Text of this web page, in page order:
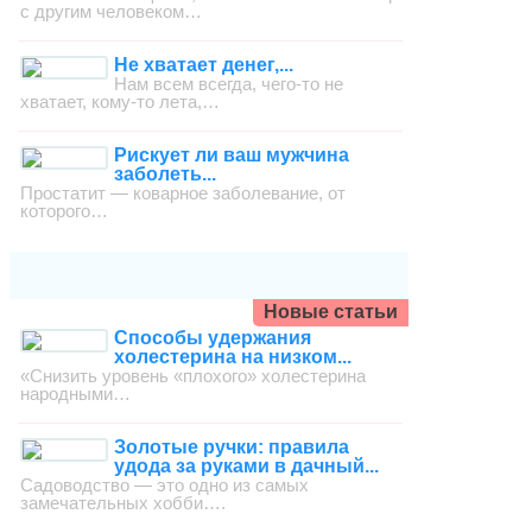
с другим человеком…
Не хватает денег,...
Нам всем всегда, чего-то не
хватает, кому-то лета,…
Рискует ли ваш мужчина
заболеть...
Простатит — коварное заболевание, от
которого…
Новые статьи
Способы удержания
холестерина на низком...
«Снизить уровень «плохого» холестерина
народными…
Золотые ручки: правила
удода за руками в дачный...
Садоводство — это одно из самых
замечательных хобби….